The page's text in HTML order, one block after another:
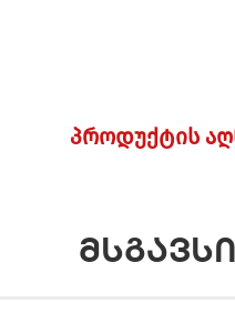
პროდუქტის